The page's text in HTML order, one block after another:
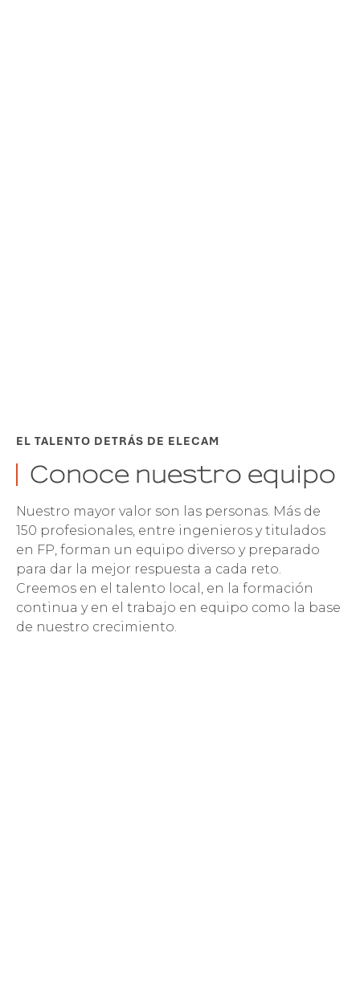
EL TALENTO DETRÁS DE ELECAM
Conoce nuestro equipo
Nuestro mayor valor son las personas. Más de
150 profesionales, entre ingenieros y titulados
en FP, forman un equipo diverso y preparado
para dar la mejor respuesta a cada reto.
Creemos en el talento local, en la formación
continua y en el trabajo en equipo como la base
de nuestro crecimiento.